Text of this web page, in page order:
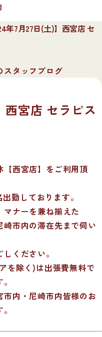
年7月27日(土)】西宮店 セ
スタッフブログ
西宮店 セラピス
【西宮店】をご利用頂
勤しております。
ナーを兼ね揃えた
市内の滞在先まで伺い
ください。
を除く)は出張費無料で
内・尼崎市内皆様のお